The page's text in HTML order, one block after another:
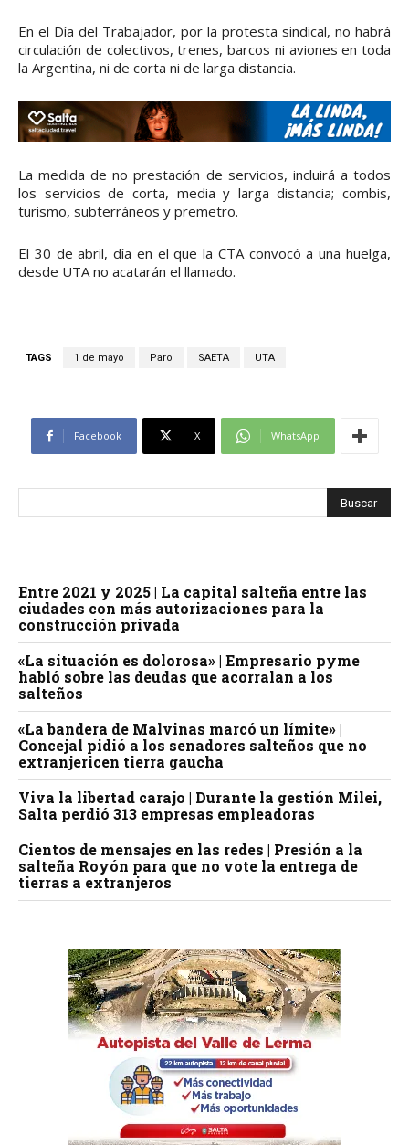
En el Día del Trabajador, por la protesta sindical, no habrá
circulación de colectivos, trenes, barcos ni aviones en toda
la Argentina, ni de corta ni de larga distancia.
La medida de no prestación de servicios, incluirá a todos
los servicios de corta, media y larga distancia; combis,
turismo, subterráneos y premetro.
El 30 de abril, día en el que la CTA convocó a una huelga,
desde UTA no acatarán el llamado.
TAGS 1 de mayo Paro SAETA UTA
Facebook X WhatsApp
Entre 2021 y 2025 | La capital salteña entre las
ciudades con más autorizaciones para la
construcción privada
«La situación es dolorosa» | Empresario pyme
habló sobre las deudas que acorralan a los
salteños
«La bandera de Malvinas marcó un límite» |
Concejal pidió a los senadores salteños que no
extranjericen tierra gaucha
Viva la libertad carajo | Durante la gestión Milei,
Salta perdió 313 empresas empleadoras
Cientos de mensajes en las redes | Presión a la
salteña Royón para que no vote la entrega de
tierras a extranjeros